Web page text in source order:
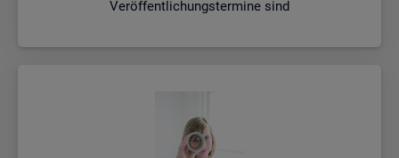
Veröffentlichungstermine sind